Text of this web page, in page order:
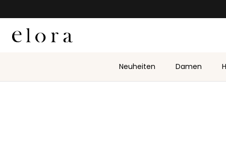
Neuheiten Damen